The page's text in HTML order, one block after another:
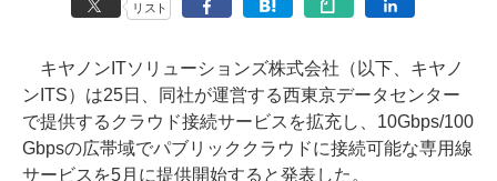
リスト
キヤノンITソリューションズ株式会社（以下、キヤノ
ンITS）は25日、同社が運営する西東京データセンター
で提供するクラウド接続サービスを拡充し、10Gbps/100
Gbpsの広帯域でパブリッククラウドに接続可能な専用線
サービスを5月に提供開始すると発表した。